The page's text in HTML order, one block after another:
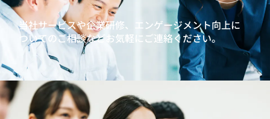
当社サービスや企業研修、エンゲージメント向上に
ついてのご相談などお気軽にご連絡ください。